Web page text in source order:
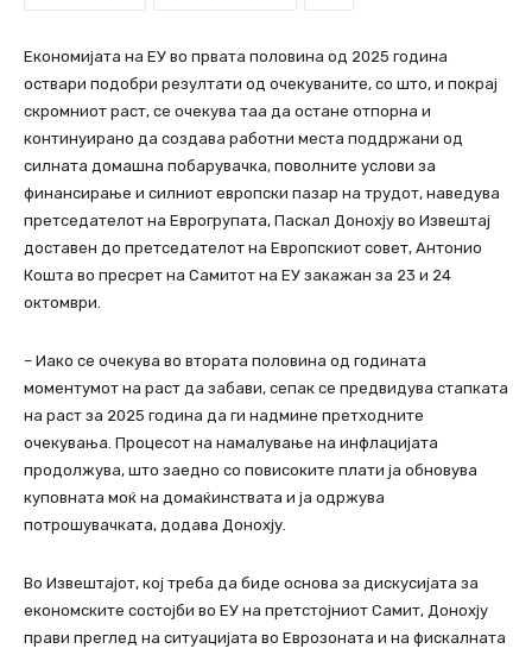
Економијата на ЕУ во првата половина од 2025 година
оствари подобри резултати од очекуваните, со што, и покрај
скромниот раст, се очекува таа да остане отпорна и
континуирано да создава работни места поддржани од
силната домашна побарувачка, поволните услови за
финансирање и силниот европски пазар на трудот, наведува
претседателот на Еврогрупата, Паскал Донохју во Извештај
доставен до претседателот на Европскиот совет, Антонио
Кошта во пресрет на Самитот на ЕУ закажан за 23 и 24
октомври.
– Иако се очекува во втората половина од годината
моментумот на раст да забави, сепак се предвидува стапката
на раст за 2025 година да ги надмине претходните
очекувања. Процесот на намалување на инфлацијата
продолжува, што заедно со повисоките плати ја обновува
куповната моќ на домаќинствата и ја одржува
потрошувачката, додава Донохју.
Во Извештајот, кој треба да биде основа за дискусијата за
економските состојби во ЕУ на претстојниот Самит, Донохју
прави преглед на ситуацијата во Еврозоната и на фискалната